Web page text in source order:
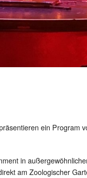
ein Program
in
am Zoologischer